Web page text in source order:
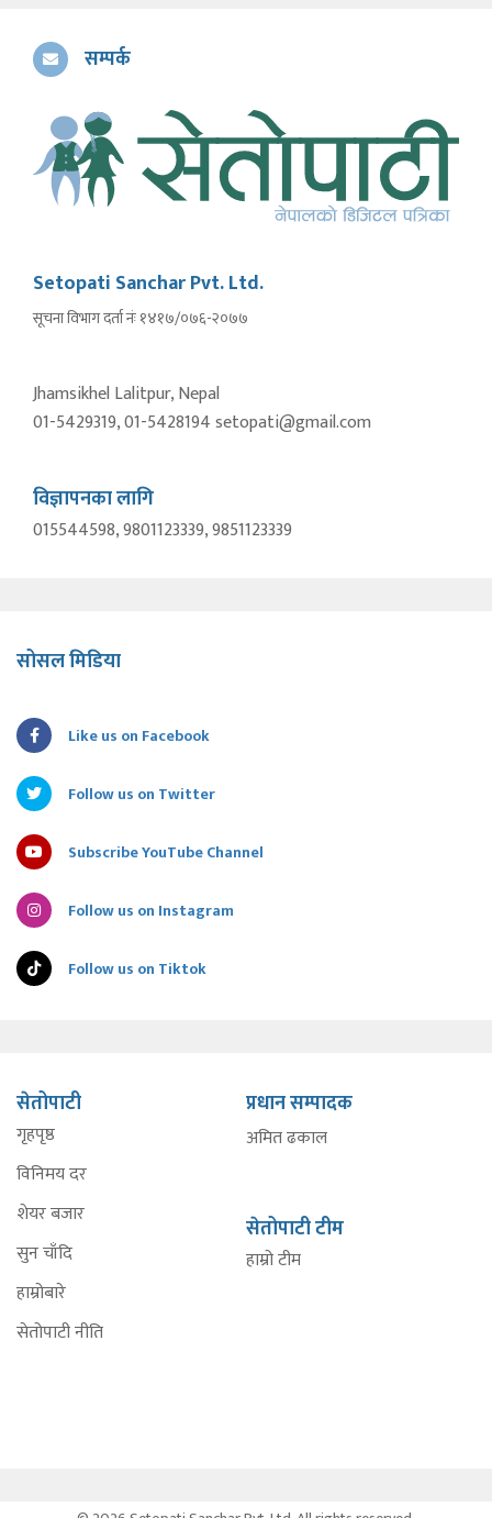
सम्पर्क
Setopati Sanchar Pvt. Ltd.
सूचना विभाग दर्ता नंः १४१७/०७६-२०७७
Jhamsikhel Lalitpur, Nepal
01-5429319, 01-5428194 setopati@gmail.com
विज्ञापनका लागि
015544598, 9801123339, 9851123339
सोसल मिडिया
Like us on Facebook
Follow us on Twitter
Subscribe YouTube Channel
Follow us on Instagram
Follow us on Tiktok
सेतोपाटी
गृहपृष्ठ
विनिमय दर
शेयर बजार
सुन चाँदि
हाम्रोबारे
सेतोपाटी नीति
प्रधान सम्पादक
अमित ढकाल
सेतोपाटी टीम
हाम्रो टीम